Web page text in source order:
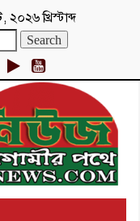
খ্রিস্টাব্দ